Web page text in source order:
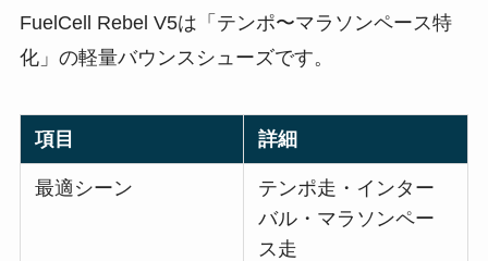
FuelCell Rebel V5は「テンポ〜マラソンペース特
化」の軽量バウンスシューズです。
項目 詳細
最適シーン
テンポ走・インター
バル・マラソンペー
ス走